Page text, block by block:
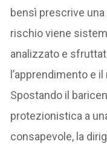
bensì prescrive
rischio viene
analizzato e
l’apprendimento e
Spostando il
protezionistica a
consapevole, la